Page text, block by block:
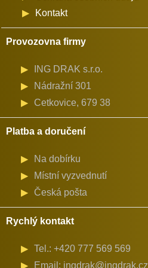
Kontakt
Provozovna firmy
ING DRAK s.r.o.
Nádražní 301
Cetkovice, 679 38
Platba a doručení
Na dobírku
Místní vyzvednutí
Česká pošta
Rychlý kontakt
Tel.: +420 777 569 569
Email: ingdrak@ingdrak.cz